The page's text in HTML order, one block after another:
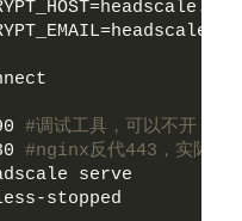
#调试工具，可以不开
#nginx反代443，实际上
serve
stopped